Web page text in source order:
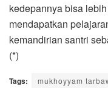
kedepannya bisa
mendapatkan
kemandirian santri
(*)
Tags: mukhoyyam